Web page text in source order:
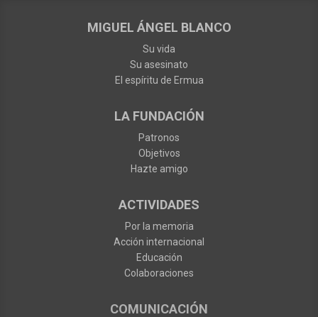
MIGUEL ÁNGEL BLANCO
Su vida
Su asesinato
El espíritu de Ermua
LA FUNDACIÓN
Patronos
Objetivos
Hazte amigo
ACTIVIDADES
Por la memoria
Acción internacional
Educación
Colaboraciones
COMUNICACIÓN